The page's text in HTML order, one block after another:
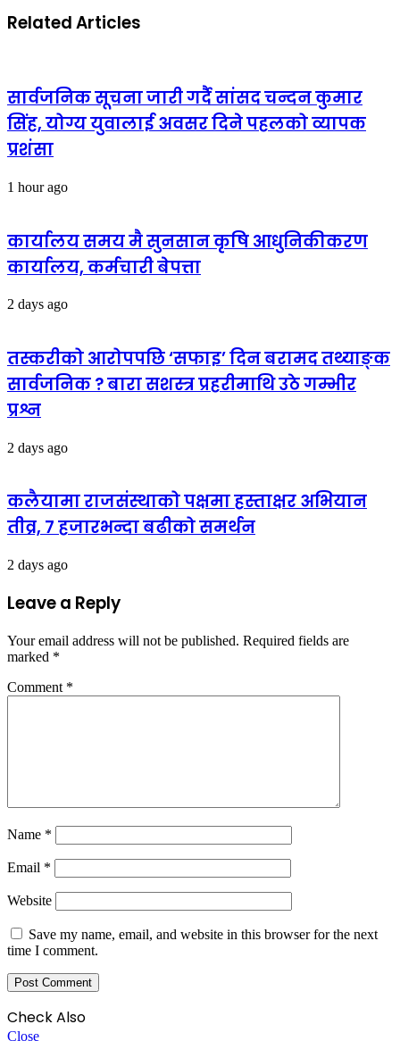
Related Articles
सार्वजनिक सूचना जारी गर्दै सांसद चन्दन कुमार
सिंह, योग्य युवालाई अवसर दिने पहलको व्यापक
प्रशंसा
1 hour ago
कार्यालय समय मै सुनसान कृषि आधुनिकीकरण
कार्यालय, कर्मचारी बेपत्ता
2 days ago
तस्करीको आरोपपछि ‘सफाइ’ दिन बरामद तथ्याङ्क
सार्वजनिक ? बारा सशस्त्र प्रहरीमाथि उठे गम्भीर
प्रश्न
2 days ago
कलैयामा राजसंस्थाको पक्षमा हस्ताक्षर अभियान
तीव्र, ७ हजारभन्दा बढीको समर्थन
2 days ago
Leave a Reply
Your email address will not be published. Required fields are
marked *
Comment *
Name *
Email *
Website
Save my name, email, and website in this browser for the next
time I comment.
Check Also
Close